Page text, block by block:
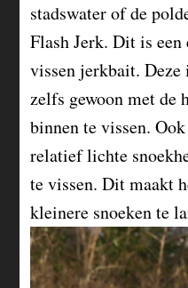
stadswater of de
Flash Jerk. Dit is
vissen jerkbait.
zelfs gewoon met de
binnen te vissen.
relatief lichte
te vissen. Dit maakt
kleinere snoeken te